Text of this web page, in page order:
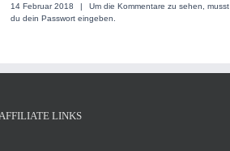
14 Februar 2018 |
Um die Kommentare zu sehen, musst
du dein Passwort eingeben.
LINKS